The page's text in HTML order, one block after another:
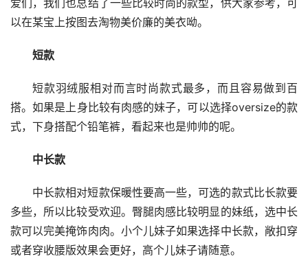
爱们，我们也总结了一些比较时尚的款型，供大家参考，可
以在某宝上按图去淘物美价廉的美衣呦。
短款
短款羽绒服相对而言时尚款式最多，而且容易做到百
搭。如果是上身比较有肉感的妹子，可以选择oversize的款
式，下身搭配个铅笔裤，看起来也是帅帅的呢。
中长款
中长款相对短款保暖性要高一些，可选的款式比长款要
多些，所以比较受欢迎。臀腿肉感比较明显的妹纸，选中长
款可以完美掩饰肉肉。小个儿妹子如果选择中长款，敞扣穿
或者穿收腰版效果会更好，高个儿妹子请随意。